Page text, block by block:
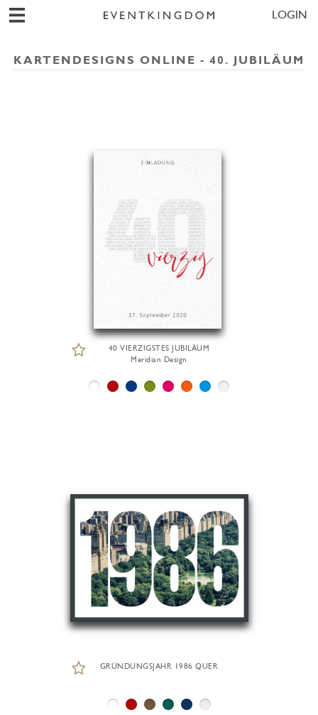
LOGIN
KARTENDESIGNS ONLINE - 40. JUBILÄUM
40 VIERZIGSTES JUBILÄUM
Meridian Design
GRÜNDUNGSJAHR 1986 QUER